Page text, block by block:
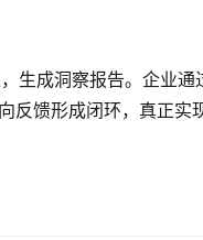
生成洞察报告。企业通
反馈形成闭环，真正实